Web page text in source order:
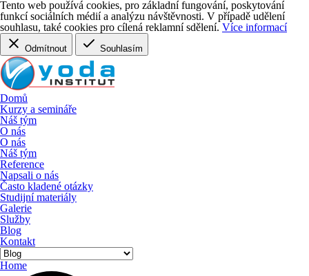
Tento web používá cookies, pro základní fungování, poskytování
funkcí sociálních médií a analýzu návštěvnosti. V případě udělení
souhlasu, také cookies pro cílená reklamní sdělení. Více informací
Odmítnout Souhlasím
Domů
Kurzy a semináře
Náš tým
O nás
O nás
Náš tým
Reference
Napsali o nás
Často kladené otázky
Studijní materiály
Galerie
Služby
Blog
Kontakt
Home